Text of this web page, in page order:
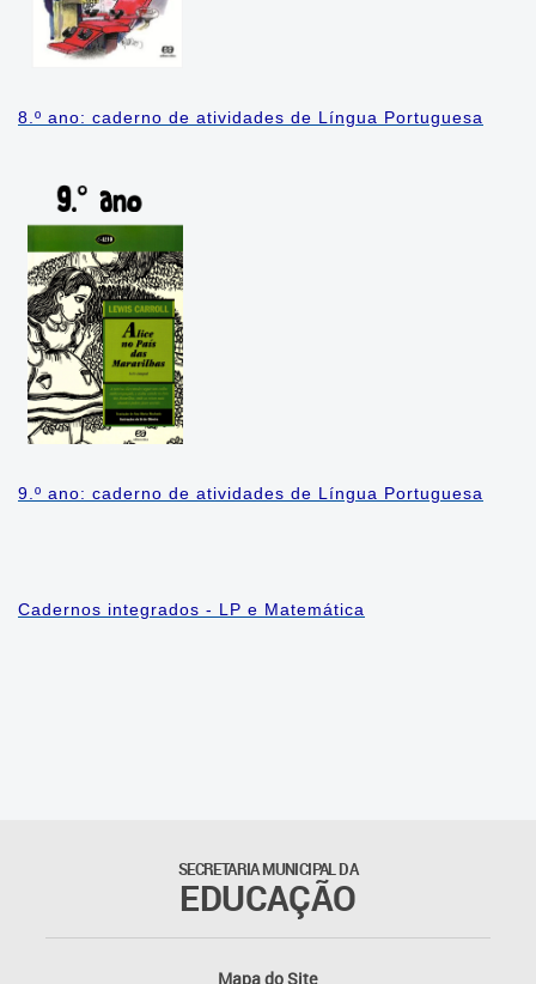
8.º ano: caderno de atividades de Língua Portuguesa
9.º ano: caderno de atividades de Língua Portuguesa
Cadernos integrados - LP e Matemática
SECRETARIA MUNICIPAL DA
EDUCAÇÃO
Mapa do Site